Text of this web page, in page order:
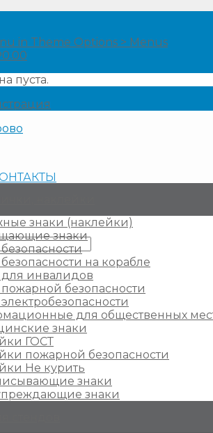
in Theme Options > Menus
0.00
пуста.
знаки (наклейки)
знаки
на корабле
инвалидов
безопасности
для общественных
знаки
ГОСТ
пожарной безопасности
Не курить
знаки
знаки